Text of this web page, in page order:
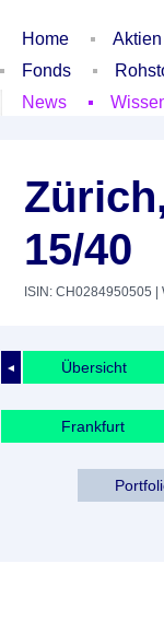
Home Aktien
Fonds
News
15/40
ISIN: CH0284950505
◄ Übersicht
Frankfurt